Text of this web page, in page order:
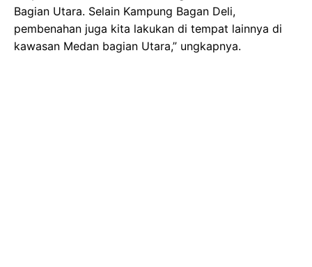
Bagian Utara. Selain Kampung Bagan Deli,
pembenahan juga kita lakukan di tempat lainnya di
kawasan Medan bagian Utara,” ungkapnya.